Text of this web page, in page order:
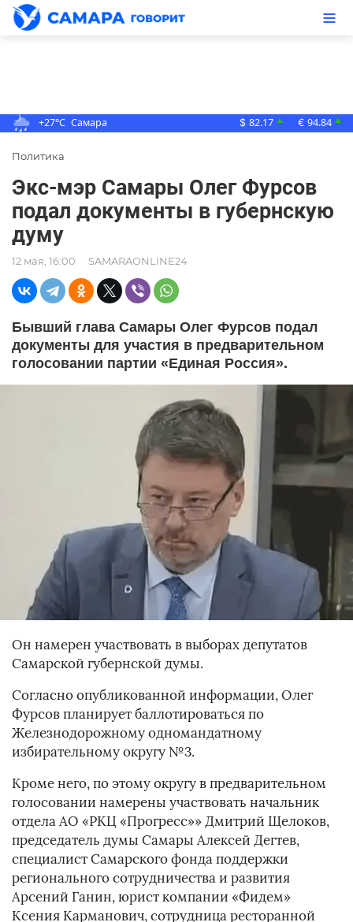
+27°C Самара $ 82.17 ▲ € 94.84 ▲
Политика
Экс-мэр Самары Олег Фурсов
подал документы в губернскую
думу
12 мая, 16:00 SAMARAONLINE24
Бывший глава Самары Олег Фурсов подал
документы для участия в предварительном
голосовании партии «Единая Россия».
Он намерен участвовать в выборах депутатов
Самарской губернской думы.
Согласно опубликованной информации, Олег
Фурсов планирует баллотироваться по
Железнодорожному одномандатному
избирательному округу №3.
Кроме него, по этому округу в предварительном
голосовании намерены участвовать начальник
отдела АО «РКЦ «Прогресс»» Дмитрий Щелоков,
председатель думы Самары Алексей Дегтев,
специалист Самарского фонда поддержки
регионального сотрудничества и развития
Арсений Ганин, юрист компании «Фидем»
Ксения Карманович, сотрудница ресторанной